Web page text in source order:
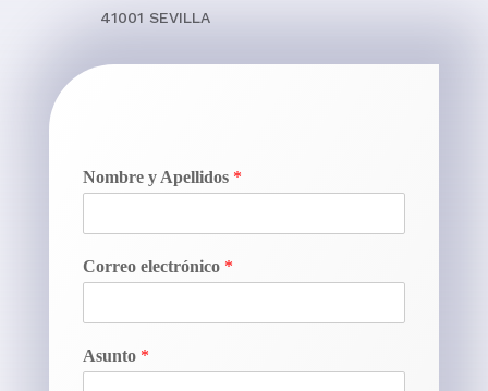
41001 SEVILLA
Nombre y Apellidos *
Correo electrónico *
Asunto *